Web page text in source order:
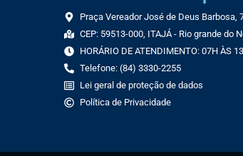
Praça Vereador José de Deus Barbosa,
CEP: 59513-000, ITAJÁ - Rio grande do
HORÁRIO DE ATENDIMENTO: 07H ÀS
Telefone: (84) 3330-2255
Lei geral de proteção de dados
Política de Privacidade